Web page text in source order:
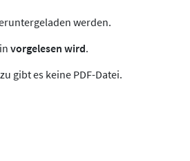
werden.
vorgelesen wird.
gibt es keine PDF-Datei.